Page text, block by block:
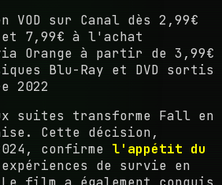
VOD sur Canal dès 2,99€
7,99€ à l'achat
Orange à partir de 3,99€
Blu-Ray et DVD sortis
2022
suites transforme Fall en
Cette décision,
confirme l'appétit du
de survie en